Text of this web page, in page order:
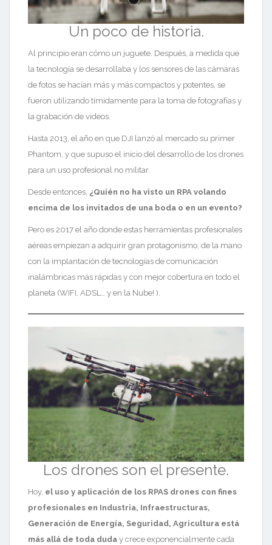
Un poco de historia.
Al principio eran cómo un juguete. Después, a medida que
la tecnología se desarrollaba y los sensores de las cámaras
de fotos se hacían más y más compactos y potentes, se
fueron utilizando tímidamente para la toma de fotografías y
la grabación de videos.
Hasta 2013, el año en que DJI lanzó al mercado su primer
Phantom, y que supuso el inicio del desarrollo de los drones
para un uso profesional no militar.
Desde entonces, ¿Quién no ha visto un RPA volando
encima de los invitados de una boda o en un evento?
Pero es 2017 el año donde estas herramientas profesionales
aéreas empiezan a adquirir gran protagonismo, de la mano
con la implantación de tecnologías de comunicación
inalámbricas más rápidas y con mejor cobertura en todo el
planeta (WIFI, ADSL… y en la Nube! ).
Los drones son el presente.
Hoy, el uso y aplicación de los RPAS drones con fines
profesionales en Industria, Infraestructuras,
Generación de Energía, Seguridad, Agricultura está
más allá de toda duda y crece exponencialmente cada